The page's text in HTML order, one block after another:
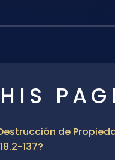
de
137?